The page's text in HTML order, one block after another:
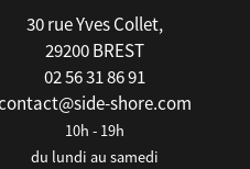
30 rue Yves Collet,
29200 BREST
02 56 31 86 91
shore.com
10h - 19h
du lundi au samedi